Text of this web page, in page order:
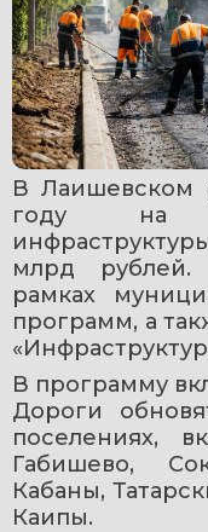
В Лаишевском
году на
млрд
рамках
программ, а
В программу
Дороги
поселениях,
Габишево,
Кабаны,
Каипы.